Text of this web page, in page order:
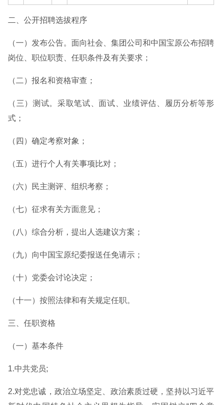
二、公开招聘选拔程序
（一）发布公告。面向社会、集团公司和中国宝原公布招聘
岗位、职位职责、任职条件及有关要求；
（二）报名和资格审查；
（三）测试。采取笔试、面试、业绩评估、履历分析等形
式；
（四）确定考察对象；
（五）进行个人有关事项比对；
（六）民主测评、组织考察；
（七）征求有关方面意见；
（八）综合分析，提出人选建议方案；
（九）向中国宝原纪委报送任免请示；
（十）党委会讨论决定；
（十一）按照法律和有关规定任职。
三、任职资格
（一）基本条件
1.中共党员;
2.对党忠诚，政治立场坚定、政治素质过硬，坚持以习近平